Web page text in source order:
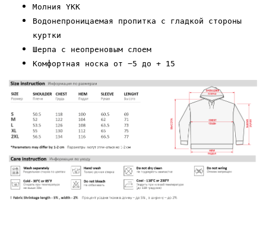
Молния YKK
Водонепроницаемая пропитка с гладкой стороны
куртки
Шерпа с неопреновым слоем
Комфортная носка от -5 до + 15